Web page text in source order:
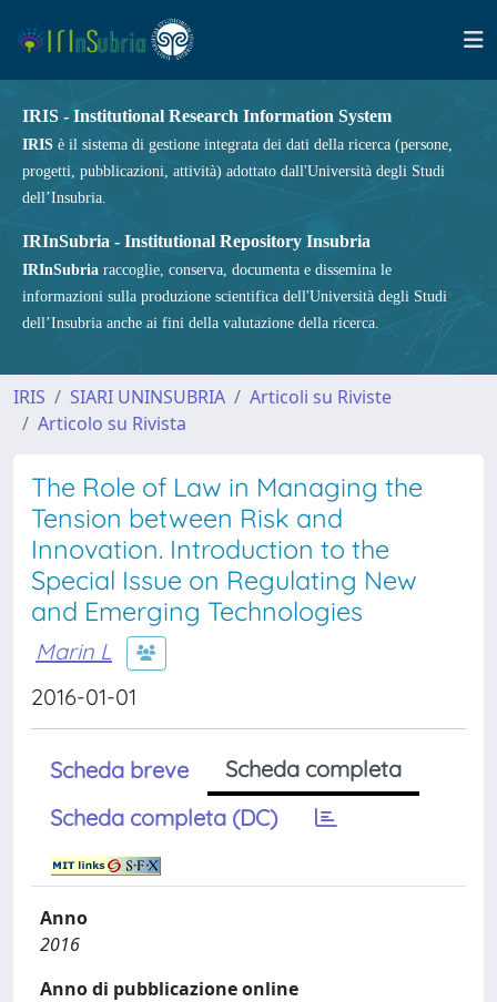
IRIS - Institutional Research Information System
IRIS è il sistema di gestione integrata dei dati della ricerca (persone,
progetti, pubblicazioni, attività) adottato dall'Università degli Studi
dell’Insubria.
IRInSubria - Institutional Repository Insubria
IRInSubria raccoglie, conserva, documenta e dissemina le
informazioni sulla produzione scientifica dell'Università degli Studi
dell’Insubria anche ai fini della valutazione della ricerca.
IRIS SIARI UNINSUBRIA
Articoli su Riviste
Articolo su Rivista
The Role of Law in Managing the
Tension between Risk and
Innovation. Introduction to the
Special Issue on Regulating New
and Emerging Technologies
Marin L
2016-01-01
Scheda breve
Scheda completa
Scheda completa (DC)
Anno
2016
Anno di pubblicazione online